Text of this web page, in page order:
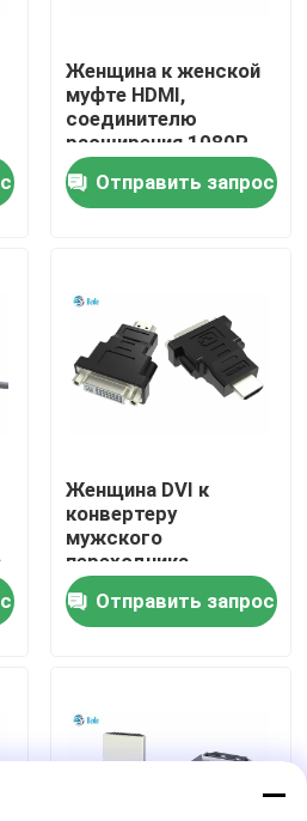
GX
Женщина к женской
муфте HDMI,
соединителю
расширения 1080P
HDMI
Отправить запрос
Женщина DVI к
конвертеру
мужского
переходника
двухнаправленные
DVI-I 24+5 HDMI
гаван
Отправить запрос